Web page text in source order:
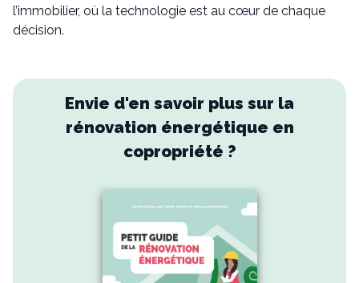
l’immobilier, où la technologie est au cœur de chaque
décision.
Envie d'en savoir plus sur la
rénovation énergétique en
copropriété ?